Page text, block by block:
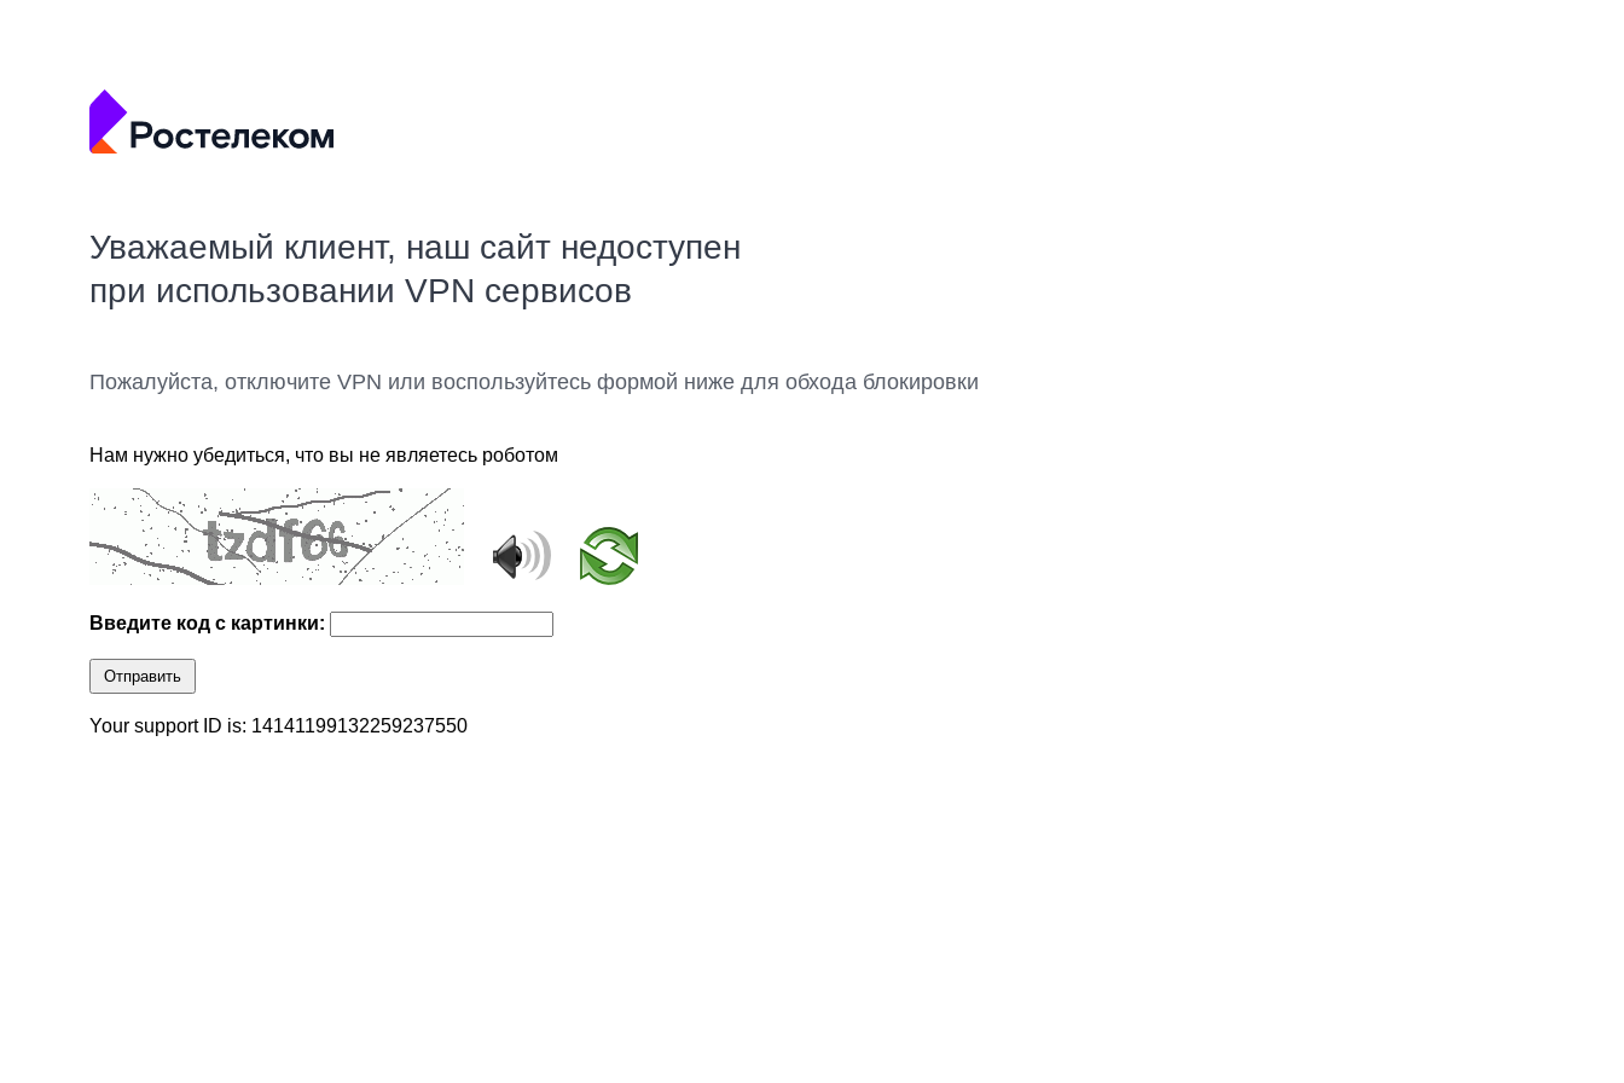
Уважаемый клиент, наш сайт недоступен
при использовании VPN сервисов
Пожалуйста, отключите VPN или воспользуйтесь формой ниже для обхода блокировки
Нам нужно убедиться, что вы не являетесь роботом
Введите код с картинки:
Отправить
Your support ID is: 14141199132259237550